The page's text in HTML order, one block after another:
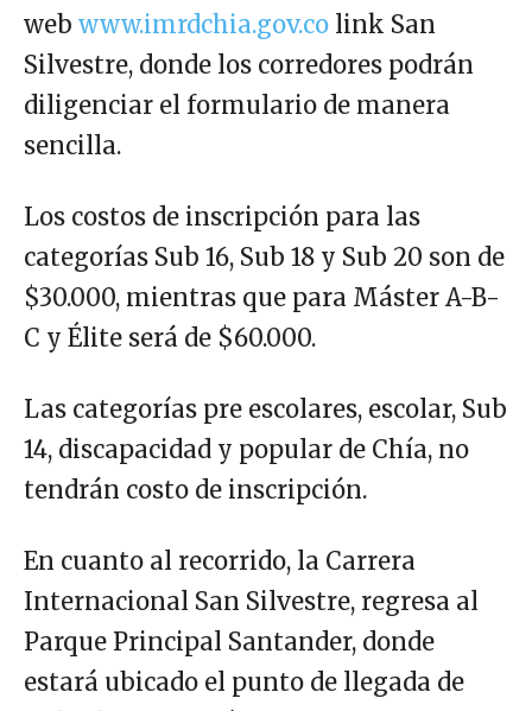
web www.imrdchia.gov.co link San
Silvestre, donde los corredores podrán
diligenciar el formulario de manera
sencilla.
Los costos de inscripción para las
categorías Sub 16, Sub 18 y Sub 20 son de
$30.000, mientras que para Máster A-B-
C y Élite será de $60.000.
Las categorías pre escolares, escolar, Sub
14, discapacidad y popular de Chía, no
tendrán costo de inscripción.
En cuanto al recorrido, la Carrera
Internacional San Silvestre, regresa al
Parque Principal Santander, donde
estará ubicado el punto de llegada de